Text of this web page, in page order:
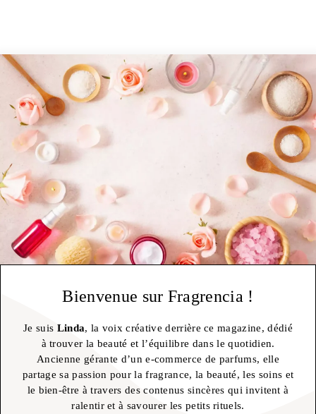
Bienvenue sur Fragrencia !
Je suis Linda, la voix créative derrière ce magazine, dédié
à trouver la beauté et l’équilibre dans le quotidien.
Ancienne gérante d’un e-commerce de parfums, elle
partage sa passion pour la fragrance, la beauté, les soins et
le bien-être à travers des contenus sincères qui invitent à
ralentir et à savourer les petits rituels.